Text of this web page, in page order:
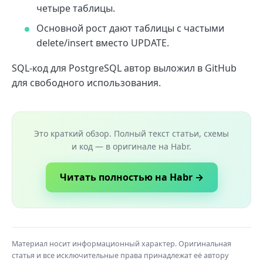
четыре таблицы.
Основной рост дают таблицы с частыми
delete/insert вместо UPDATE.
SQL-код для PostgreSQL автор выложил в GitHub
для свободного использования.
Это краткий обзор. Полный текст статьи, схемы
и код — в оригинале на Habr.
Читать полностью на Habr →
Материал носит информационный характер. Оригинальная
статья и все исключительные права принадлежат её автору